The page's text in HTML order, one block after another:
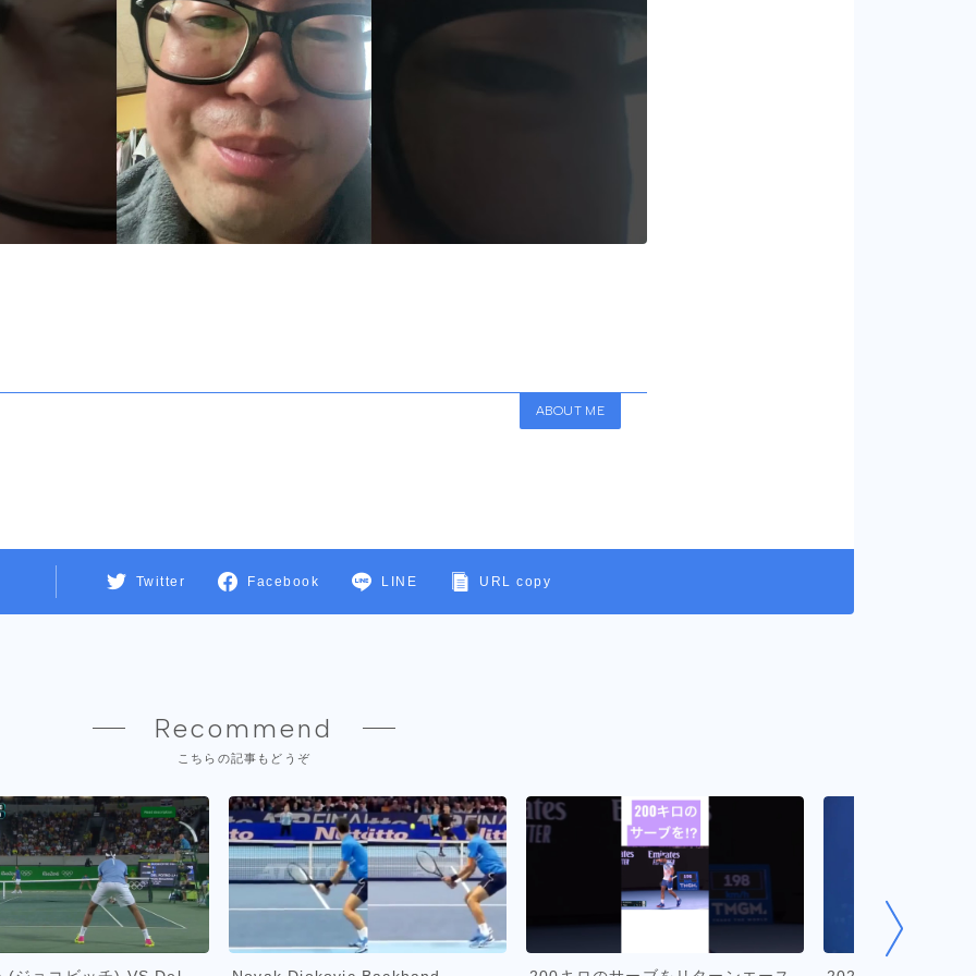
ABOUT ME
Twitter Facebook LINE URL copy
Recommend
こちらの記事もどうぞ